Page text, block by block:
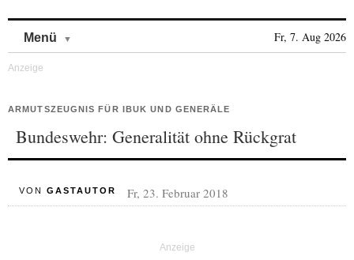
Menü Fr, 7. Aug 2026
ARMUTSZEUGNIS FÜR IBUK UND GENERÄLE
Bundeswehr: Generalität ohne Rückgrat
VON GASTAUTOR Fr, 23. Februar 2018